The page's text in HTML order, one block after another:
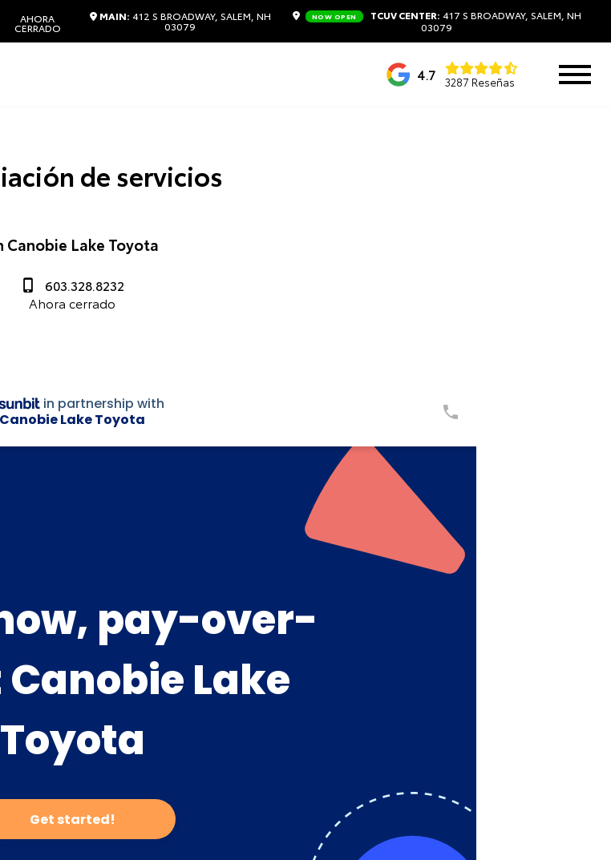
AHORA
CERRADO
MAIN: 412 S BROADWAY, SALEM, NH
03079
NOW OPEN TCUV CENTER: 417 S BROADWAY, SALEM, NH
03079
4.7 3287 Reseñas
de servicios
Canobie Lake Toyota
603.328.8232
Ahora cerrado